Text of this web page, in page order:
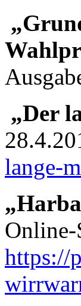
„Der
lange-
Online-
https://